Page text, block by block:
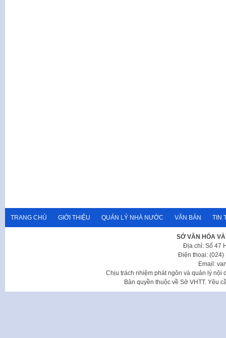
TRANG CHỦ GIỚI THIỆU QUẢN LÝ NHÀ NƯỚC VĂN BẢN TIN
SỞ VĂN HÓA
Địa chỉ: Số 47
Điện thoại: (024)
Email:
Chịu trách nhiệm phát ngôn và quản lý nội
Bản quyền thuộc về Sở VHTT. Yêu